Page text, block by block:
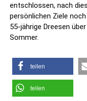
entschlossen, nach
persönlichen Ziele
55-jährige Dreesen
Sommer.
teilen
teilen